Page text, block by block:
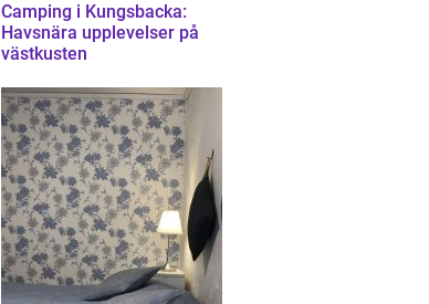
Camping i Kungsbacka:
Havsnära upplevelser på
västkusten